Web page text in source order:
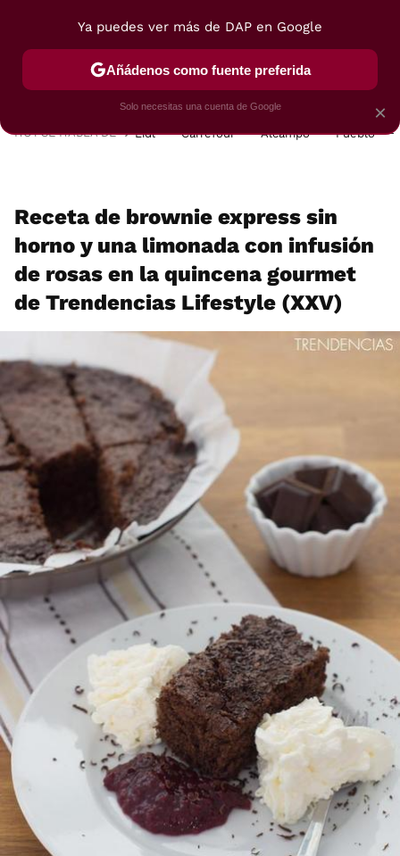
POSTRES VIAJES SELECCIÓN VEGUI
HOY SE HABLA DE Lidl Carrefour Alcampo Pueblo
Receta de brownie express sin
horno y una limonada con infusión
de rosas en la quincena gourmet
de Trendencias Lifestyle (XXV)
×
Ya puedes ver más de DAP en Google
Añádenos como fuente preferida
Solo necesitas una cuenta de Google